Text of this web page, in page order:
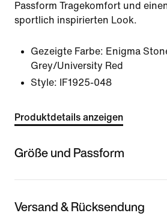
Passform Tragekomfort und
sportlich inspirierten Look.
Gezeigte Farbe: Enigma
Grey/University Red
Style:
IF1925-048
Produktdetails anzeigen
Größe und Passform
Versand & Rücksendung